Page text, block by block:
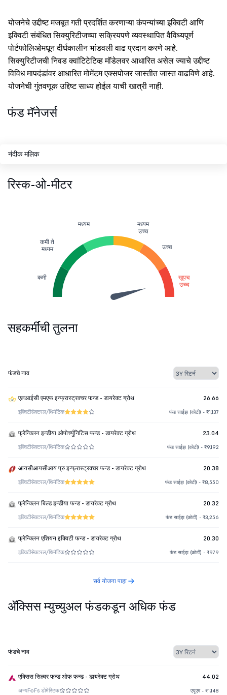
योजनेचे उद्दीष्ट मजबूत गती प्रदर्शित करणाऱ्या कंपन्यांच्या इक्विटी आणि
इक्विटी संबंधित सिक्युरिटीजच्या सक्रियपणे व्यवस्थापित वैविध्यपूर्ण
पोर्टफोलिओमधून दीर्घकालीन भांडवली वाढ प्रदान करणे आहे.
सिक्युरिटीजची निवड क्वांटिटेटिव्ह मॉडेलवर आधारित असेल ज्याचे उद्दीष्ट
विविध मापदंडांवर आधारित मोमेंटम एक्सपोजर जास्तीत जास्त वाढविणे आहे.
योजनेची गुंतवणूक उद्दिष्ट साध्य होईल याची खात्री नाही.
फंड मॅनेजर्स
नंदीक मलिक
रिस्क-ओ-मीटर
कमी
कमी ते
मध्यम
मध्यम
मध्यम
उच्च
उच्च
खूपच
उच्च
सहकर्मींची तुलना
फंडचे नाव
एलआईसी एमएफ इन्फ्रास्ट्रक्चर फन्ड - डायरेक्ट ग्रोथ 26.66
इक्विटीसेक्टरल/थिमॅटिक फंड साईझ (कोटी) - ₹1,137
फ्रेन्क्लिन इन्डीया ओपोर्च्युनिटिस फन्ड - डायरेक्ट ग्रोथ 23.04
इक्विटीसेक्टरल/थिमॅटिक फंड साईझ (कोटी) - ₹9,192
आयसीआयसीआय प्रु इन्फ्रास्ट्रक्चर फन्ड - डायरेक्ट ग्रोथ 20.38
इक्विटीसेक्टरल/थिमॅटिक फंड साईझ (कोटी) - ₹8,550
फ्रेन्क्लिन बिल्ड इन्डीया फन्ड - डायरेक्ट ग्रोथ 20.32
इक्विटीसेक्टरल/थिमॅटिक फंड साईझ (कोटी) - ₹3,256
फ्रेन्क्लिन एशियन इक्विटी फन्ड - डायरेक्ट ग्रोथ 20.30
इक्विटीसेक्टरल/थिमॅटिक फंड साईझ (कोटी) - ₹979
सर्व योजना पाहा
ॲक्सिस म्युच्युअल फंडकडून अधिक फंड
फंडचे नाव
एक्सिस सिल्वर फन्ड ओफ फन्ड - डायरेक्ट ग्रोथ 44.02
अन्यFoFs डोमेस्टिक एयूएम - ₹1,148